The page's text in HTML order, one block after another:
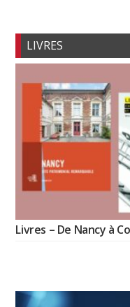
LIVRES
Livres – De Nancy à